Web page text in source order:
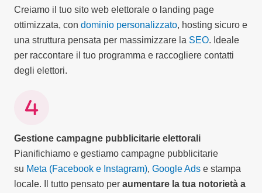
Creiamo il tuo sito web elettorale o landing page
ottimizzata, con dominio personalizzato, hosting sicuro e
una struttura pensata per massimizzare la SEO. Ideale
per raccontare il tuo programma e raccogliere contatti
degli elettori.
Gestione campagne pubblicitarie elettorali
Pianifichiamo e gestiamo campagne pubblicitarie
su Meta (Facebook e Instagram), Google Ads e stampa
locale. Il tutto pensato per aumentare la tua notorietà a